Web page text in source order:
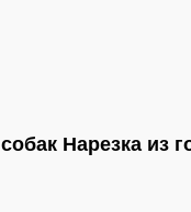
Нарезка из